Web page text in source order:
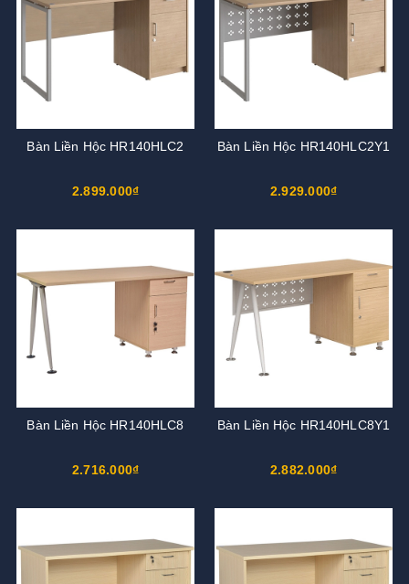
Bàn Liền Hộc HR140HLC2
2.899.000₫
Bàn Liền Hộc HR140HLC2Y1
2.929.000₫
Bàn Liền Hộc HR140HLC8
2.716.000₫
Bàn Liền Hộc HR140HLC8Y1
2.882.000₫